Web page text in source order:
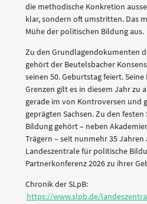
die methodische Konkretion
klar, sondern oft umstritten. Das
Mühe der politischen Bildung aus.
Zu den Grundlagendokumenten
gehört der Beutelsbacher
seinen 50. Geburtstag feiert.
Grenzen gilt es in diesem Jahr zu
gerade im von Kontroversen und
geprägten Sachsen. Zu den
Bildung gehört – neben
Trägern – seit nunmehr 35 Jahren
Landeszentrale für politische
Partnerkonferenz 2026 zu ihrer
Chronik der SLpB:
https://www.slpb.de/